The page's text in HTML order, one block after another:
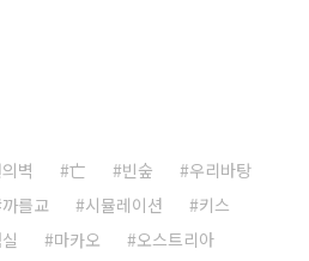
벽 亡 빈숲
우리바탕
까를교 시뮬레이션
키스
마카오
오스트리아